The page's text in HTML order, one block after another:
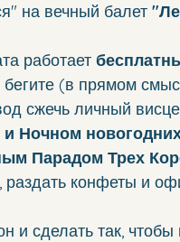
на вечный балет
работает
(в прямом
сжечь личный
Ночном
Парадом Трех
раздать конфеты и
и сделать так, чтобы